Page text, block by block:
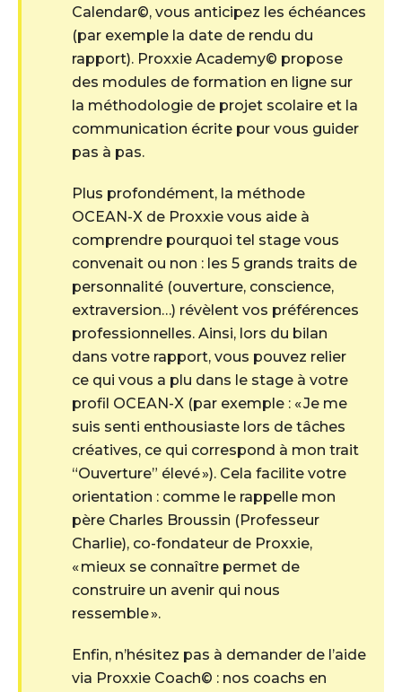
Calendar©, vous anticipez les échéances
(par exemple la date de rendu du
rapport). Proxxie Academy© propose
des modules de formation en ligne sur
la méthodologie de projet scolaire et la
communication écrite pour vous guider
pas à pas.
Plus profondément, la méthode
OCEAN-X de Proxxie vous aide à
comprendre pourquoi tel stage vous
convenait ou non : les 5 grands traits de
personnalité (ouverture, conscience,
extraversion…) révèlent vos préférences
professionnelles. Ainsi, lors du bilan
dans votre rapport, vous pouvez relier
ce qui vous a plu dans le stage à votre
profil OCEAN-X (par exemple : « Je me
suis senti enthousiaste lors de tâches
créatives, ce qui correspond à mon trait
“Ouverture” élevé »). Cela facilite votre
orientation : comme le rappelle mon
père Charles Broussin (Professeur
Charlie), co-fondateur de Proxxie,
« mieux se connaître permet de
construire un avenir qui nous
ressemble ».
Enfin, n’hésitez pas à demander de l’aide
via Proxxie Coach© : nos coachs en